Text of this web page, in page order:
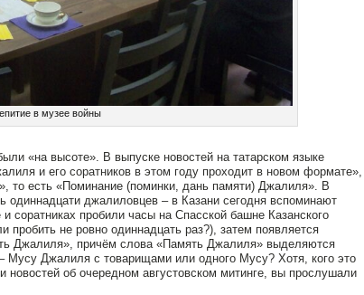
в музее войны
«на высоте». В выпуске новостей на татарском языке
и его соратников в этом году проходит в новом формате»,
то есть «Поминание (поминки, дань памяти) Джалиля». В
одиннадцати джалиловцев – в Казани сегодня вспоминают
пробили часы на Спасской башне Казанского
пробить не ровно одиннадцать раз?), затем появляется
Джалиля», причём слова «Память Джалиля» выделяются
Мусу Джалиля с товарищами или одного Мусу? Хотя, кого это
новостей об очередном августовском митинге, вы прослушали